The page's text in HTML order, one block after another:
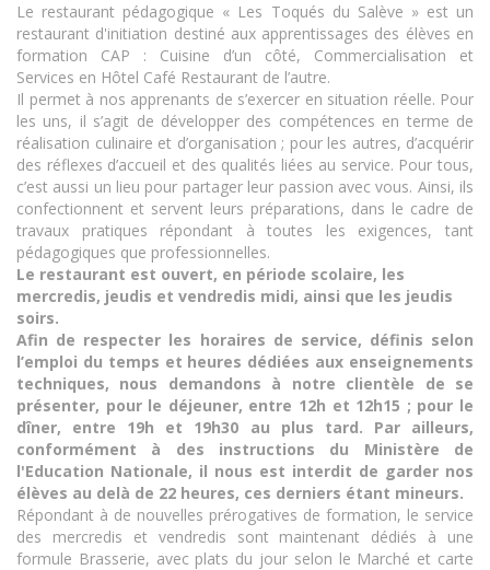
Le restaurant pédagogique « Les Toqués du Salève » est un
restaurant d'initiation destiné aux apprentissages des élèves en
formation CAP : Cuisine d’un côté, Commercialisation et
Services en Hôtel Café Restaurant de l’autre.
Il permet à nos apprenants de s’exercer en situation réelle. Pour
les uns, il s’agit de développer des compétences en terme de
réalisation culinaire et d’organisation ; pour les autres, d’acquérir
des réflexes d’accueil et des qualités liées au service. Pour tous,
c’est aussi un lieu pour partager leur passion avec vous. Ainsi, ils
confectionnent et servent leurs préparations, dans le cadre de
travaux pratiques répondant à toutes les exigences, tant
pédagogiques que professionnelles.
Le restaurant est ouvert, en période scolaire, les
mercredis, jeudis et vendredis midi, ainsi que les jeudis
soirs.
Afin de respecter les horaires de service, définis selon
l’emploi du temps et heures dédiées aux enseignements
techniques, nous demandons à notre clientèle de se
présenter, pour le déjeuner, entre 12h et 12h15 ; pour le
dîner, entre 19h et 19h30 au plus tard. Par ailleurs,
conformément à des instructions du Ministère de
l'Education Nationale, il nous est interdit de garder nos
élèves au delà de 22 heures, ces derniers étant mineurs.
Répondant à de nouvelles prérogatives de formation, le service
des mercredis et vendredis sont maintenant dédiés à une
formule Brasserie, avec plats du jour selon le Marché et carte